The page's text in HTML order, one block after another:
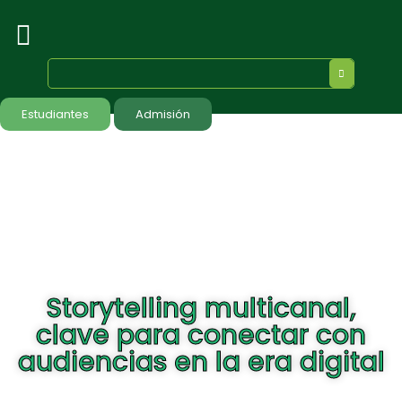
Estudiantes Admisión
Storytelling multicanal,
clave para conectar con
audiencias en la era digital